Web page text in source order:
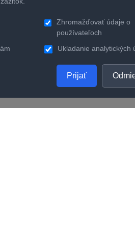
Zhromažďovať údaje o
používateľoch
Ukladanie analytických
Prijať